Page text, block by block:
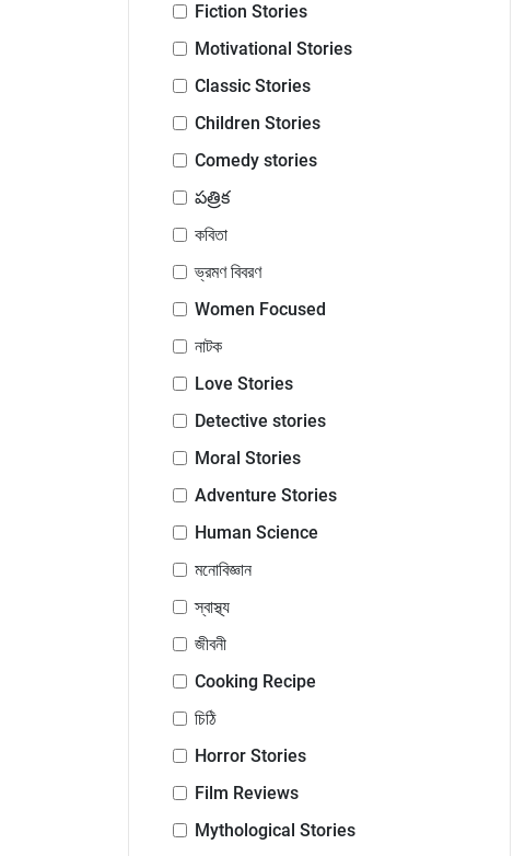
Fiction Stories
Motivational Stories
Classic Stories
Children Stories
Comedy stories
పత్రిక
কবিতা
ভ্রমণ বিবরণ
Women Focused
নাটক
Love Stories
Detective stories
Moral Stories
Adventure Stories
Human Science
মনোবিজ্ঞান
স্বাস্থ্য
জীবনী
Cooking Recipe
চিঠি
Horror Stories
Film Reviews
Mythological Stories